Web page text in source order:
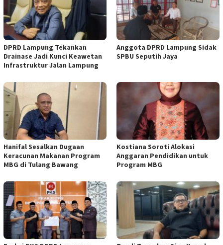
DPRD Lampung Tekankan
Drainase Jadi Kunci Keawetan
Infrastruktur Jalan Lampung
Anggota DPRD Lampung Sidak
SPBU Seputih Jaya
Hanifal Sesalkan Dugaan
Keracunan Makanan Program
MBG di Tulang Bawang
Kostiana Soroti Alokasi
Anggaran Pendidikan untuk
Program MBG